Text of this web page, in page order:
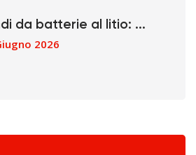
da batterie al litio: ...
2026